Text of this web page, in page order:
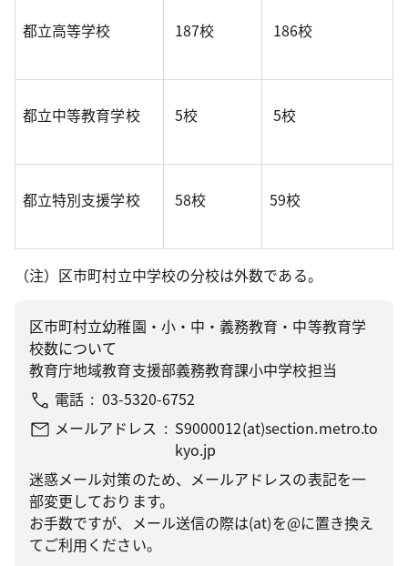
都立高等学校 187校 186校
都立中等教育学校 5校 5校
都立特別支援学校 58校 59校
（注）区市町村立中学校の分校は外数である。
区市町村立幼稚園・小・中・義務教育・中等教育学
校数について
教育庁地域教育支援部義務教育課小中学校担当
電話
03-5320-6752
メールアドレス
S9000012(at)section.metro.to
kyo.jp
迷惑メール対策のため、メールアドレスの表記を一
部変更しております。
お手数ですが、メール送信の際は(at)を@に置き換え
てご利用ください。